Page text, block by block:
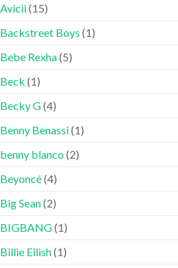
Avicii(15)
Backstreet Boys (1)
Bebe Rexha(5)
Beck (1)
Becky G(4)
Benny Benassi(1)
benny blanco(2)
Beyoncé(4)
Big Sean(2)
BIGBANG(1)
Billie Eilish(1)